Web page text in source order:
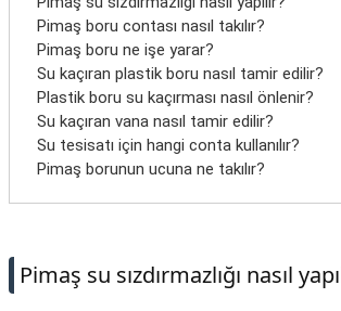
Pimaş boru contası nasıl takılır?
Pimaş boru ne işe yarar?
Su kaçıran plastik boru nasıl tamir edilir?
Plastik boru su kaçırması nasıl önlenir?
Su kaçıran vana nasıl tamir edilir?
Su tesisatı için hangi conta kullanılır?
Pimaş borunun ucuna ne takılır?
Pimaş su sızdırmazlığı nasıl